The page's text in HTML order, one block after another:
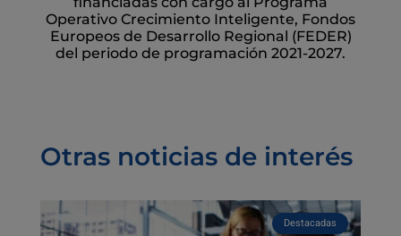
Operativo Crecimiento Inteligente, Fondos
Europeos de Desarrollo Regional (FEDER)
del periodo de programación 2021-2027.
Otras noticias de interés
Destacadas